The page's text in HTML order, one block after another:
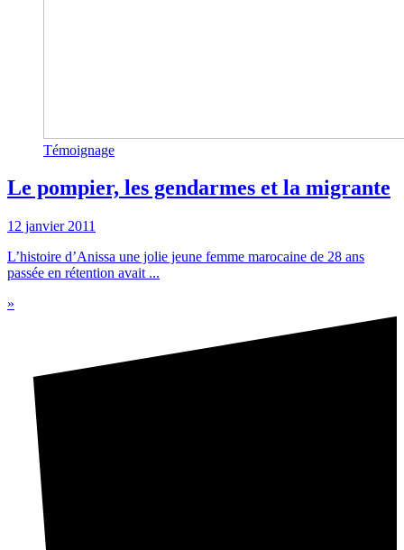
Témoignage
Le pompier, les gendarmes et la migrante
12 janvier 2011
L’histoire d’Anissa une jolie jeune femme marocaine de 28 ans
passée en rétention avait ...
»